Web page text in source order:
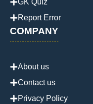
GK Quiz
Report Error
COMPANY
About us
Contact us
Privacy Policy